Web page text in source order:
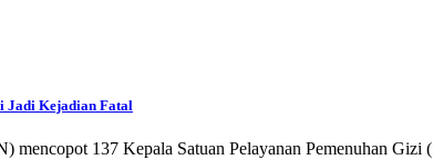
Jadi Kejadian Fatal
137 Kepala Satuan Pelayanan Pemenuhan Gizi